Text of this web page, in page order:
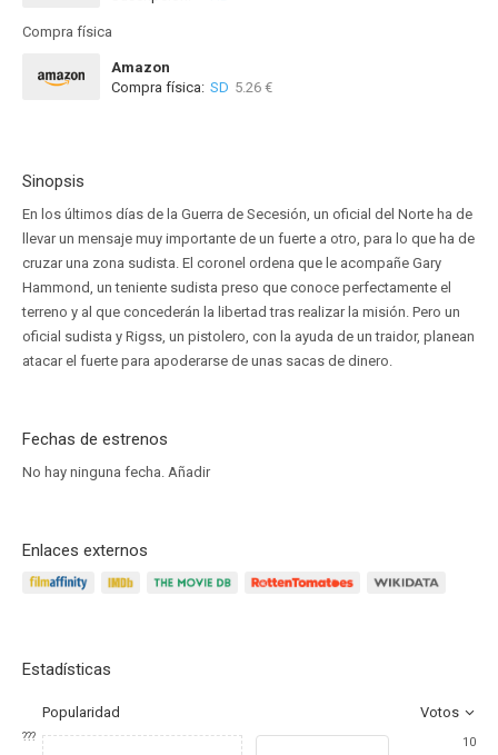
Compra física
Amazon
Compra física: SD 5.26 €
Sinopsis
En los últimos días de la Guerra de Secesión, un oficial del Norte ha de
llevar un mensaje muy importante de un fuerte a otro, para lo que ha de
cruzar una zona sudista. El coronel ordena que le acompañe Gary
Hammond, un teniente sudista preso que conoce perfectamente el
terreno y al que concederán la libertad tras realizar la misión. Pero un
oficial sudista y Rigss, un pistolero, con la ayuda de un traidor, planean
atacar el fuerte para apoderarse de unas sacas de dinero.
Fechas de estrenos
No hay ninguna fecha. Añadir
Enlaces externos
Estadísticas
Popularidad Votos
???
10